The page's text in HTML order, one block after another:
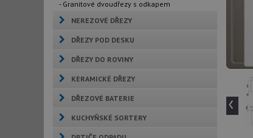
- Granitové dvoudřezy s odkapem
NEREZOVÉ DŘEZY
DŘEZY POD DESKU
DŘEZY DO ROVINY
KERAMICKÉ DŘEZY
DŘEZOVÉ BATERIE
KUCHYŇSKÉ SORTERY
‹